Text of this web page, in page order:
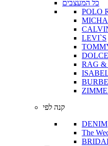
כל המעצבים
POLO
LEVI`S
RAG &
קנה לפי
DENIM
The